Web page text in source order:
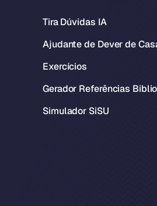
Tira Dúvidas IA
Ajudante de Dever de
Exercícios
Gerador Referências
Simulador SiSU